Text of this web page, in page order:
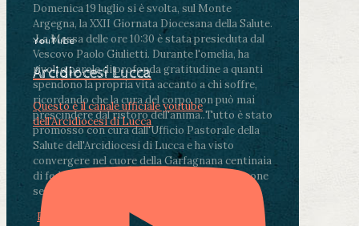
Domenica 19 luglio si è svolta, sul Monte
Argegna, la XXII Giornata Diocesana della Salute.
.La Messa delle ore 10:30 è stata presieduta dal
Vescovo Paolo Giulietti. Durante l'omelia, ha
rivolto parole di profonda gratitudine a quanti
spendono la propria vita accanto a chi soffre,
ricordando che la cura del corpo non può mai
prescindere dal ristoro dell'anima..Tutto è stato
promosso con cura dall'Ufficio Pastorale della
Salute dell'Arcidiocesi di Lucca e ha visto
convergere nel cuore della Garfagnana centinaia
di fedeli, operatori sanitari, volontari e persone
segnate dalla malattia.
Photo
YouTube
Arcidiocesi Lucca
Questo è il canale ufficiale youtube
dell'Arcidiocesi di Lucca